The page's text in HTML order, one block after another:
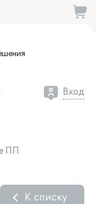
Вход
ПП
К списку